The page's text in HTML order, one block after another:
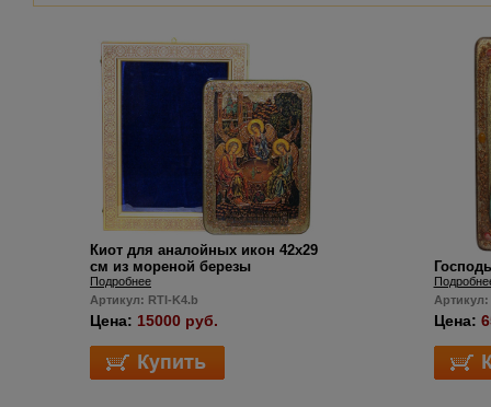
Киот для аналойных икон 42х29
см из мореной березы
Подробнее
Артикул: RTI-K4.b
Цена: 15000 руб.
Артикул:
Цена: